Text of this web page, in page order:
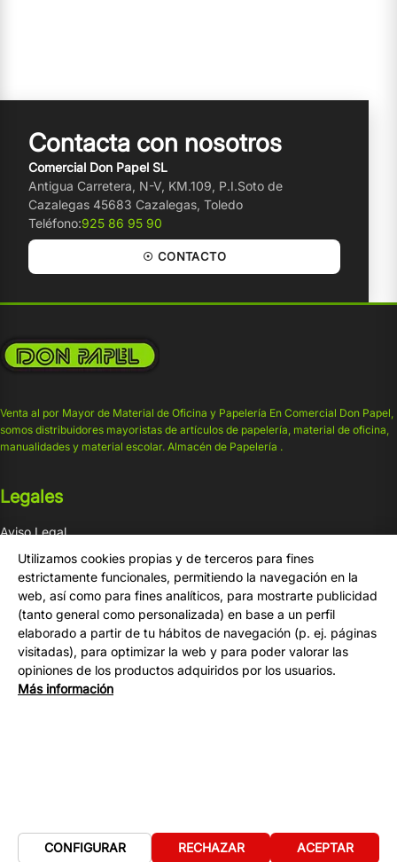
Contacta con nosotros
Comercial Don Papel SL
Antigua Carretera, N-V, KM.109, P.I.Soto de
Cazalegas 45683 Cazalegas, Toledo
Teléfono:925 86 95 90
☉ CONTACTO
Venta al por Mayor de Material de Oficina y Papelería En Comercial Don Papel,
somos distribuidores mayoristas de artículos de papelería, material de oficina,
manualidades y material escolar. Almacén de Papelería .
Legales
Aviso Legal
Condiciones de venta
Privacidad
Cookies
Compra
Tu Cuenta
CopyRight Comercial Don Papel SL
Utilizamos cookies propias y de terceros para fines
estrictamente funcionales, permitiendo la navegación en la
web, así como para fines analíticos, para mostrarte publicidad
(tanto general como personalizada) en base a un perfil
elaborado a partir de tu hábitos de navegación (p. ej. páginas
visitadas), para optimizar la web y para poder valorar las
opiniones de los productos adquiridos por los usuarios.
Más información
CONFIGURAR RECHAZAR ACEPTAR